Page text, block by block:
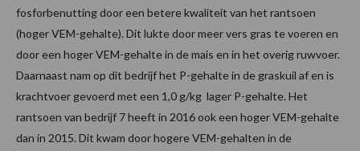
fosforbenutting door een betere kwaliteit van het rantsoen
(hoger VEM-gehalte). Dit lukte door meer vers gras te voeren en
door een hoger VEM-gehalte in de mais en in het overig ruwvoer.
Daarnaast nam op dit bedrijf het P-gehalte in de graskuil af en is
krachtvoer gevoerd met een 1,0 g/kg lager P-gehalte. Het
rantsoen van bedrijf 7 heeft in 2016 ook een hoger VEM-gehalte
dan in 2015. Dit kwam door hogere VEM-gehalten in de